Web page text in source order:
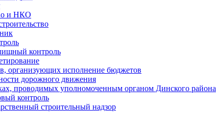
и НКО
контроль
организующих исполнение бюджетов
дорожного движения
проводимых уполномоченным органом Динского района
контроль
строительный надзор